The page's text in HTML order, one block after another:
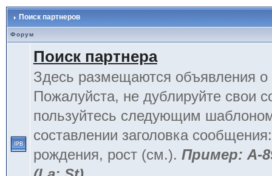
Поиск партнеров
Форум
Поиск партнера
Здесь размещаются объявления о
Пожалуйста, не дублируйте свои
пользуйтесь следующим
составлении заголовка
рождения, рост (см.). Пример: А-